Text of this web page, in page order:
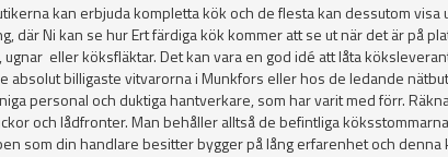
kan erbjuda kompletta kök och de flesta kan dessutom
Ni kan se hur Ert färdiga kök kommer att se ut när det är på
eller köksfläktar. Det kan vara en god idé att låta
absolut billigaste vitvarorna i Munkfors eller hos de ledande
personal och duktiga hantverkare, som har varit med förr.
och lådfronter. Man behåller alltså de befintliga
som din handlare besitter bygger på lång erfarenhet och